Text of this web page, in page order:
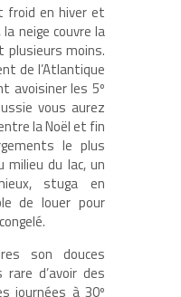
froid en hiver et
neige couvre la
plusieurs moins.
de l’Atlantique
avoisiner les 5º
vous aurez
la Noël et fin
le plus
du lac, un
stuga en
de louer pour
son douces
d’avoir des
journées à 30º